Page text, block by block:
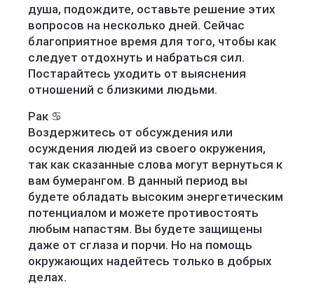
душа, подождите, оставьте решение этих
вопросов на несколько дней. Сейчас
благоприятное время для того, чтобы как
следует отдохнуть и набраться сил.
Постарайтесь уходить от выяснения
отношений с близкими людьми.
Рак ♋️
Воздержитесь от обсуждения или
осуждения людей из своего окружения,
так как сказанные слова могут вернуться к
вам бумерангом. В данный период вы
будете обладать высоким энергетическим
потенциалом и можете противостоять
любым напастям. Вы будете защищены
даже от сглаза и порчи. Но на помощь
окружающих надейтесь только в добрых
делах.